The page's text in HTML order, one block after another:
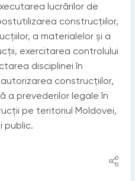
lucrărilor de
construcțiilor,
a materialelor și a
exercitarea controlului
disciplinei în
construcțiilor,
a prevederilor legale în
pe teritoriul Moldovei,
public.